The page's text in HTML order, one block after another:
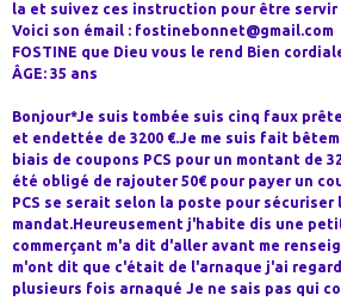
la et suivez ces instruction pour être servir
Voici son émail : fostinebonnet@gmail.com
FOSTINE que Dieu vous le rend Bien
ÂGE: 35 ans
Bonjour*Je suis tombée suis cinq faux
et endettée de 3200 €.Je me suis fait
biais de coupons PCS pour un montant de
été obligé de rajouter 50€ pour payer un
PCS se serait selon la poste pour sécuriser
mandat.Heureusement j'habite dis une
commerçant m'a dit d'aller avant me
m'ont dit que c'était de l'arnaque j'ai
plusieurs fois arnaqué Je ne sais pas qui